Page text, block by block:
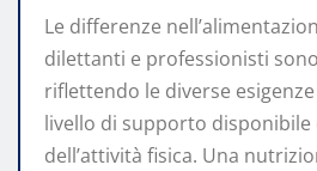
Le differenze
dilettanti e professionisti
riflettendo le diverse
livello di supporto disponibile
dell’attività fisica. Una